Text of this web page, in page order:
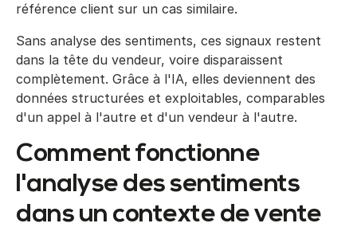
référence client sur un cas similaire.
Sans analyse des sentiments, ces signaux restent
dans la tête du vendeur, voire disparaissent
complètement. Grâce à l'IA, elles deviennent des
données structurées et exploitables, comparables
d'un appel à l'autre et d'un vendeur à l'autre.
Comment fonctionne
l'analyse des sentiments
dans un contexte de vente